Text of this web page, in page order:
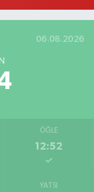
06.08.2026
ÖĞLE
12:52
YATSI